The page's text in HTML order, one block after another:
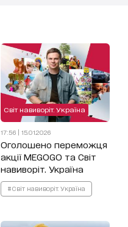
Світ навиворіт. Україна
17:56 | 15.01.2026
Оголошено переможця
акції MEGOGO та Світ
навиворіт. Україна
#Світ навиворіт. Україна